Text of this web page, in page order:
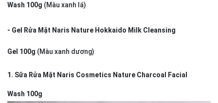
Wash 100g (Màu xanh lá)
- Gel Rửa Mặt Naris Nature Hokkaido Milk Cleansing
Gel 100g (Màu xanh dương)
1. Sữa Rửa Mặt Naris Cosmetics Nature Charcoal Facial
Wash 100g